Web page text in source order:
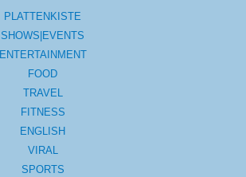
PLATTENKISTE
SHOWS|EVENTS
ENTERTAINMENT
FOOD
TRAVEL
FITNESS
ENGLISH
VIRAL
SPORTS